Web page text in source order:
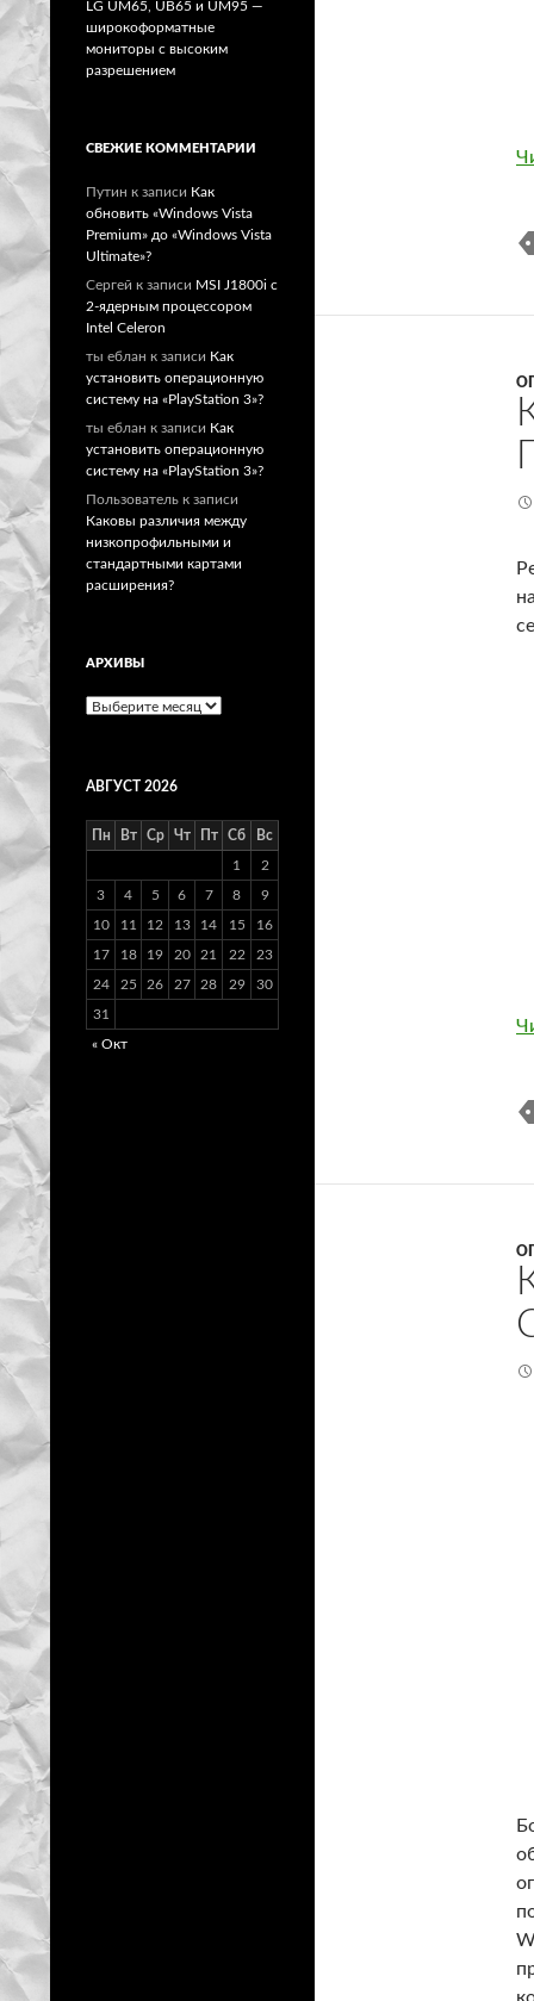
LG UM65, UB65 и UM95 —
широкоформатные
мониторы с высоким
разрешением
СВЕЖИЕ КОММЕНТАРИИ
Путин к записи Как
обновить «Windows Vista
Premium» до «Windows Vista
Ultimate»?
Сергей к записи MSI J1800i с
2-ядерным процессором
Intel Celeron
ты еблан к записи Как
установить операционную
систему на «PlayStation 3»?
ты еблан к записи Как
установить операционную
систему на «PlayStation 3»?
Пользователь к записи
Каковы различия между
низкопрофильными и
стандартными картами
расширения?
АРХИВЫ
Архивы
АВГУСТ 2026
Пн Вт Ср Чт Пт Сб Вс
1 2
3 4 5 6 7 8 9
10 11 12 13 14 15 16
17 18 19 20 21 22 23
24 25 26 27 28 29 30
31
« Окт